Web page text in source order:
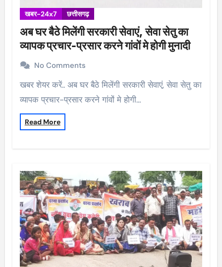
खबर-24x7 छत्तीसगढ़
अब घर बैठे मिलेंगी सरकारी सेवाएं, सेवा सेतु का
व्यापक प्रचार-प्रसार करने गांवों मे होगी मुनादी
No Comments
खबर शेयर करें.. अब घर बैठे मिलेंगी सरकारी सेवाएं, सेवा सेतु का
व्यापक प्रचार-प्रसार करने गांवों मे होगी…
Read More